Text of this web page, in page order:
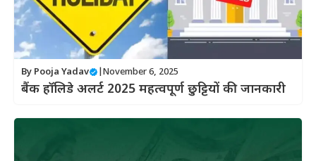
By Pooja Yadav November 6, 2025
बैंक हॉलिडे अलर्ट 2025 महत्वपूर्ण छुट्टियों की जानकारी